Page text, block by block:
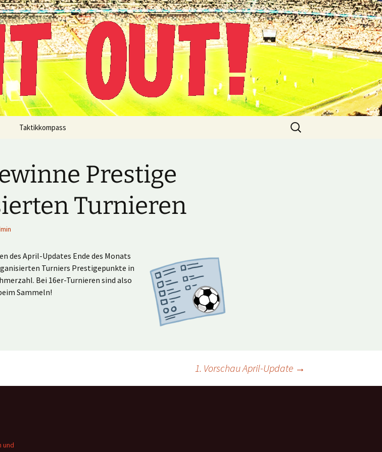
Taktikkompass
Suche
nach:
Prestige
Turnieren
des April-Updates Ende des Monats
Turniers Prestigepunkte in
Bei 16er-Turnieren sind also
Sammeln!
1. Vorschau April-Update →
und